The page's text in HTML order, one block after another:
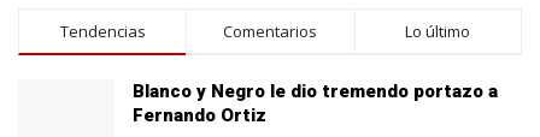
Tendencias Comentarios Lo último
Blanco y Negro le dio tremendo portazo a
Fernando Ortiz